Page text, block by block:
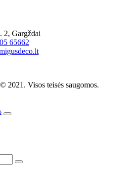
2, Gargždai
65662
2021. Visos teisės saugomos.